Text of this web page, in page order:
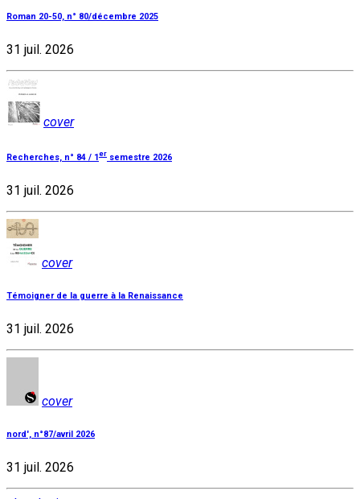
Roman 20-50, n° 80/décembre 2025
31 juil. 2026
cover
Recherches, n° 84 / 1er semestre 2026
31 juil. 2026
cover
Témoigner de la guerre à la Renaissance
31 juil. 2026
cover
nord', n°87/avril 2026
31 juil. 2026